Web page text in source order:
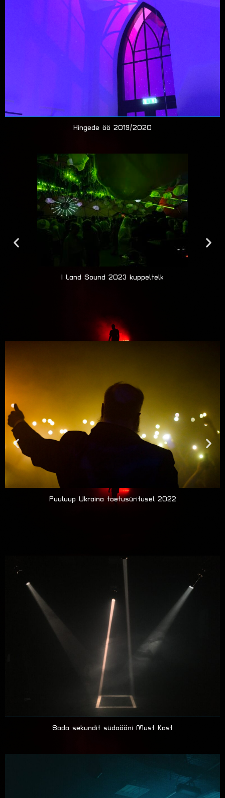
Hingede öö 2019/2020
I Land Sound 2023 kuppeltelk
Sada sekundit südaööni Must Kast